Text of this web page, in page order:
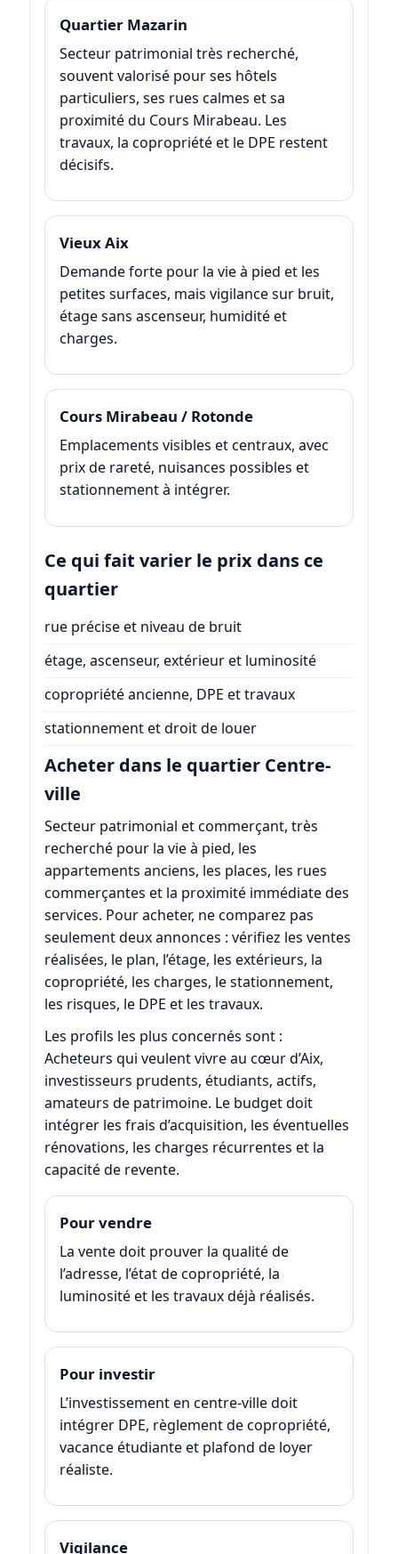
Quartier Mazarin
Secteur patrimonial très recherché,
souvent valorisé pour ses hôtels
particuliers, ses rues calmes et sa
proximité du Cours Mirabeau. Les
travaux, la copropriété et le DPE restent
décisifs.
Vieux Aix
Demande forte pour la vie à pied et les
petites surfaces, mais vigilance sur bruit,
étage sans ascenseur, humidité et
charges.
Cours Mirabeau / Rotonde
Emplacements visibles et centraux, avec
prix de rareté, nuisances possibles et
stationnement à intégrer.
Ce qui fait varier le prix dans ce
quartier
rue précise et niveau de bruit
étage, ascenseur, extérieur et luminosité
copropriété ancienne, DPE et travaux
stationnement et droit de louer
Acheter dans le quartier Centre-
ville
Secteur patrimonial et commerçant, très
recherché pour la vie à pied, les
appartements anciens, les places, les rues
commerçantes et la proximité immédiate des
services. Pour acheter, ne comparez pas
seulement deux annonces : vérifiez les ventes
réalisées, le plan, l’étage, les extérieurs, la
copropriété, les charges, le stationnement,
les risques, le DPE et les travaux.
Les profils les plus concernés sont :
Acheteurs qui veulent vivre au cœur d’Aix,
investisseurs prudents, étudiants, actifs,
amateurs de patrimoine. Le budget doit
intégrer les frais d’acquisition, les éventuelles
rénovations, les charges récurrentes et la
capacité de revente.
Pour vendre
La vente doit prouver la qualité de
l’adresse, l’état de copropriété, la
luminosité et les travaux déjà réalisés.
Pour investir
L’investissement en centre-ville doit
intégrer DPE, règlement de copropriété,
vacance étudiante et plafond de loyer
réaliste.
Vigilance